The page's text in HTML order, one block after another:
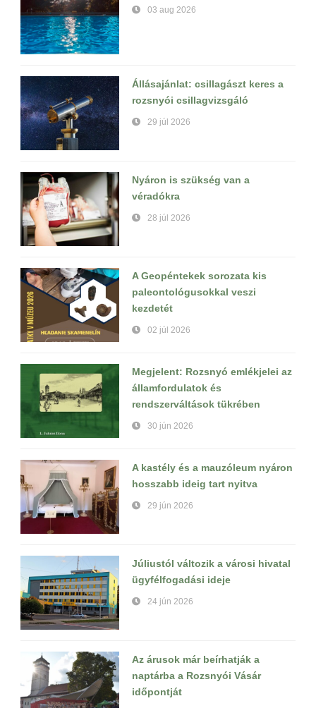
03 aug 2026
Állásajánlat: csillagászt keres a
rozsnyói csillagvizsgáló
29 júl 2026
Nyáron is szükség van a
véradókra
28 júl 2026
A Geopéntekek sorozata kis
paleontológusokkal veszi
kezdetét
02 júl 2026
Megjelent: Rozsnyó emlékjelei az
államfordulatok és
rendszerváltások tükrében
30 jún 2026
A kastély és a mauzóleum nyáron
hosszabb ideig tart nyitva
29 jún 2026
Júliustól változik a városi hivatal
ügyfélfogadási ideje
24 jún 2026
Az árusok már beírhatják a
naptárba a Rozsnyói Vásár
időpontját